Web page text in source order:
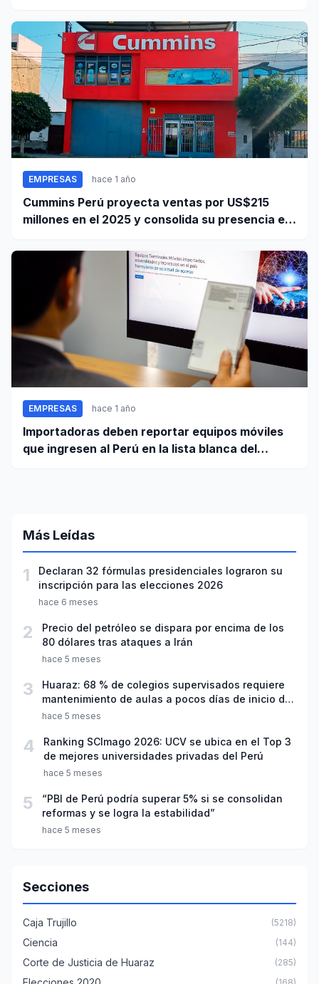
EMPRESAS hace 1 año
Cummins Perú proyecta ventas por US$215
millones en el 2025 y consolida su presencia en
EMPRESAS hace 1 año
Importadoras deben reportar equipos móviles
que ingresen al Perú en la lista blanca del
Más Leídas
1
Declaran 32 fórmulas presidenciales lograron su
inscripción para las elecciones 2026
hace 6 meses
2
Precio del petróleo se dispara por encima de los
80 dólares tras ataques a Irán
hace 5 meses
3
Huaraz: 68 % de colegios supervisados requiere
mantenimiento de aulas a pocos días de inicio del
año escolar 2026
hace 5 meses
4
Ranking SCImago 2026: UCV se ubica en el Top 3
de mejores universidades privadas del Perú
hace 5 meses
5
“PBI de Perú podría superar 5% si se consolidan
reformas y se logra la estabilidad”
hace 5 meses
Secciones
Caja Trujillo (5218)
Ciencia (144)
Corte de Justicia de Huaraz (285)